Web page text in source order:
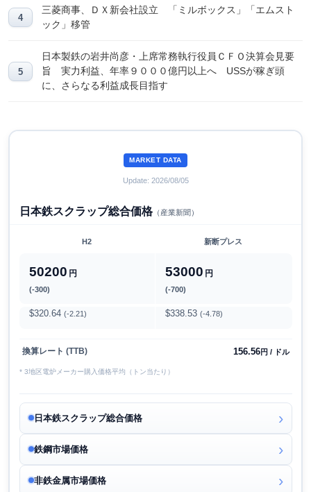
三菱商事、ＤＸ新会社設立 「ミルボックス」「エムスト
ック」移管
日本製鉄の岩井尚彦・上席常務執行役員ＣＦＯ決算会見要
旨 実力利益、年率９０００億円以上へ USSが稼ぎ頭
に、さらなる利益成長目指す
MARKET DATA
Update: 2026/08/05
日本鉄スクラップ総合価格（産業新聞）
H2 新断プレス
50200 円
(-300)
53000 円
(-700)
$320.64 (-2.21) $338.53 (-4.78)
換算レート (TTB) 156.56円 / ドル
* 3地区電炉メーカー購入価格平均（トン当たり）
日本鉄スクラップ総合価格
鉄鋼市場価格
非鉄金属市場価格